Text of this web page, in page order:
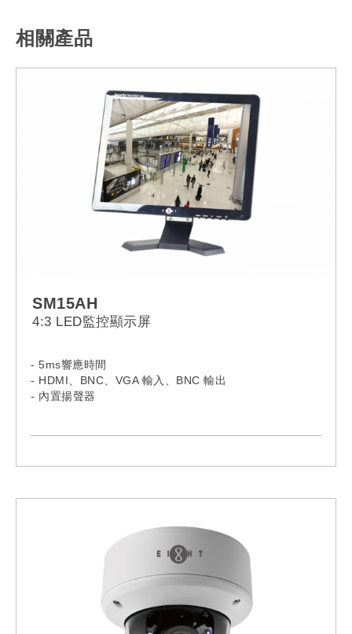
相關產品
SM15AH
4:3 LED監控顯示屏
- 5ms響應時間
- HDMI、BNC、VGA 輸入、BNC 輸出
- 內置揚聲器